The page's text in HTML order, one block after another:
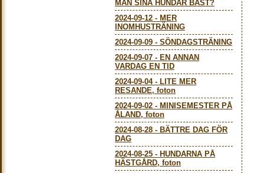
MAN SINA HUNDAR BÄST?
2024-09-12 - MER
INOMHUSTRÄNING
2024-09-09 - SÖNDAGSTRÄNING
2024-09-07 - EN ANNAN
VARDAG EN TID
2024-09-04- LITE MER
RESANDE, foton
2024-09-02 - MINISEMESTER PÅ
ÅLAND, foton
2024-08-28 - BÄTTRE DAG FÖR
DAG
2024-08-25 - HUNDARNA PÅ
HÄSTGÅRD, foton